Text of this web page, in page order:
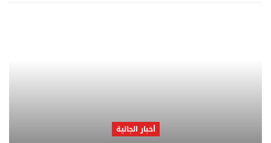
أخبار الجالية